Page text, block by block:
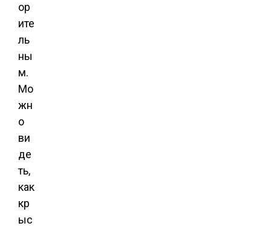
ор
ите
ль
ны
м.
Мо
жн
о
ви
де
ть,
как
кр
ыс